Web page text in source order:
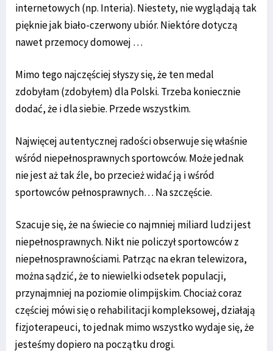
internetowych (np. Interia). Niestety, nie wyglądają tak
pięknie jak biało-czerwony ubiór. Niektóre dotyczą
nawet przemocy domowej …
Mimo tego najczęściej słyszy się, że ten medal
zdobyłam (zdobyłem) dla Polski. Trzeba koniecznie
dodać, że i dla siebie. Przede wszystkim.
Najwięcej autentycznej radości obserwuje się właśnie
wśród niepełnosprawnych sportowców. Może jednak
nie jest aż tak źle, bo przecież widać ją i wśród
sportowców pełnosprawnych… Na szczęście.
Szacuje się, że na świecie co najmniej miliard ludzi jest
niepełnosprawnych. Nikt nie policzył sportowców z
niepełnosprawnościami. Patrząc na ekran telewizora,
można sądzić, że to niewielki odsetek populacji,
przynajmniej na poziomie olimpijskim. Chociaż coraz
częściej mówi się o rehabilitacji kompleksowej, działają
fizjoterapeuci, to jednak mimo wszystko wydaje się, że
jesteśmy dopiero na początku drogi.